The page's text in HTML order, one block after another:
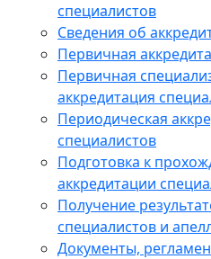
специалистов
Сведения об
Первичная
Первичная
аккредитация
Периодическая
специалистов
Подготовка к
аккредитации
Получение
специалистов и
Документы,